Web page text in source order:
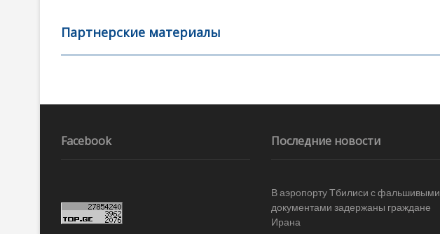
b
o
k
er l
а
в
ть
Партнерские материалы
Навигация
записям
Facebook Последние новости
В аэропорту Тбилиси с фальшивыми
документами задержаны граждане
Ирана